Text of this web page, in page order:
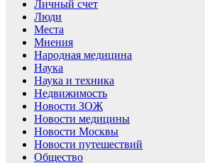
Личный счет
Люди
Места
Мнения
Народная медицина
Наука
Наука и техника
Недвижимость
Новости ЗОЖ
Новости медицины
Новости Москвы
Новости путешествий
Общество